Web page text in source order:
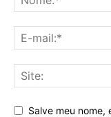
Salve meu nome,